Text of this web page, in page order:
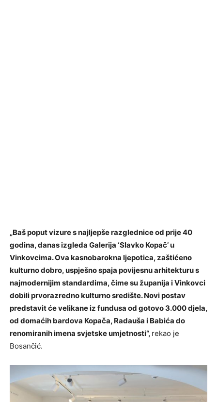
„Baš poput vizure s najljepše razglednice od prije 40
godina, danas izgleda Galerija ‘Slavko Kopač’ u
Vinkovcima. Ova kasnobarokna ljepotica, zaštićeno
kulturno dobro, uspješno spaja povijesnu arhitekturu s
najmodernijim standardima, čime su županija i Vinkovci
dobili prvorazredno kulturno središte. Novi postav
predstavit će velikane iz fundusa od gotovo 3.000 djela,
od domaćih bardova Kopača, Radauša i Babića do
renomiranih imena svjetske umjetnosti“, rekao je
Bosančić.